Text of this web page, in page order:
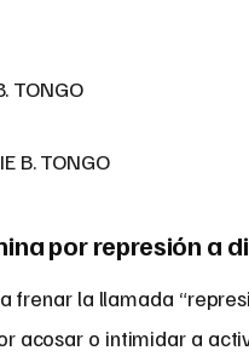
B. TONGO
por represión a
la llamada
acosar o intimidar a